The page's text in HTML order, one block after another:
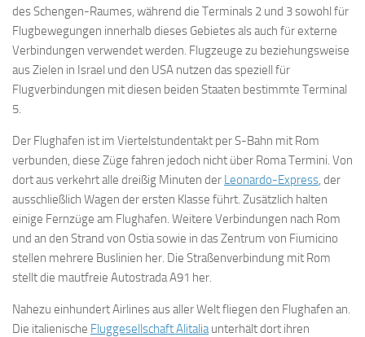
des Schengen-Raumes, während die Terminals 2 und 3 sowohl für
Flugbewegungen innerhalb dieses Gebietes als auch für externe
Verbindungen verwendet werden. Flugzeuge zu beziehungsweise
aus Zielen in Israel und den USA nutzen das speziell für
Flugverbindungen mit diesen beiden Staaten bestimmte Terminal
5.
Der Flughafen ist im Viertelstundentakt per S-Bahn mit Rom
verbunden, diese Züge fahren jedoch nicht über Roma Termini. Von
dort aus verkehrt alle dreißig Minuten der Leonardo-Express, der
ausschließlich Wagen der ersten Klasse führt. Zusätzlich halten
einige Fernzüge am Flughafen. Weitere Verbindungen nach Rom
und an den Strand von Ostia sowie in das Zentrum von Fiumicino
stellen mehrere Buslinien her. Die Straßenverbindung mit Rom
stellt die mautfreie Autostrada A91 her.
Nahezu einhundert Airlines aus aller Welt fliegen den Flughafen an.
Die italienische Fluggesellschaft Alitaliaunterhält dort ihren